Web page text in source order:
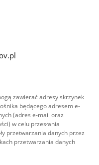
zawierać adresy skrzynek
będącego adresem e-
(adres e-mail oraz
w celu przesłania
przetwarzania danych przez
przetwarzania danych